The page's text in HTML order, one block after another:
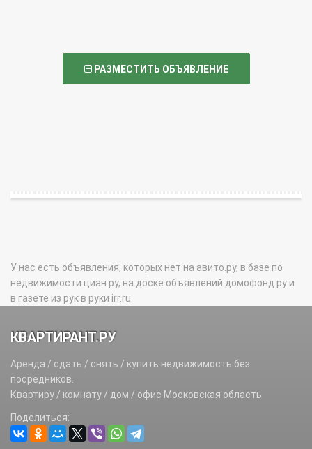
РАЗМЕСТИТЬ ОБЪЯВЛЕНИЕ
У нас есть объявления, которых нет на авито.ру, в базе по
недвижимости циан.ру, на доске объявлений домофонд.ру и
в газете из рук в руки irr.ru
КВАРТИРАНТ.РУ
Аренда / сдать / снять / купить недвижимость без
посредников.
Квартиру / комнату / дом / офис Московская область
Поделиться: